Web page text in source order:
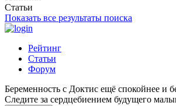
Статьи
Показать все результаты поиска
Рейтинг
Статьи
Форум
Беременность с Доктис ещё спокойнее и
Следите за сердцебиением будущего